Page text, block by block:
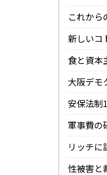
これから
新しいコ
食と資本
大阪デモ
安保法制
軍事費の
リッチに
性被害と